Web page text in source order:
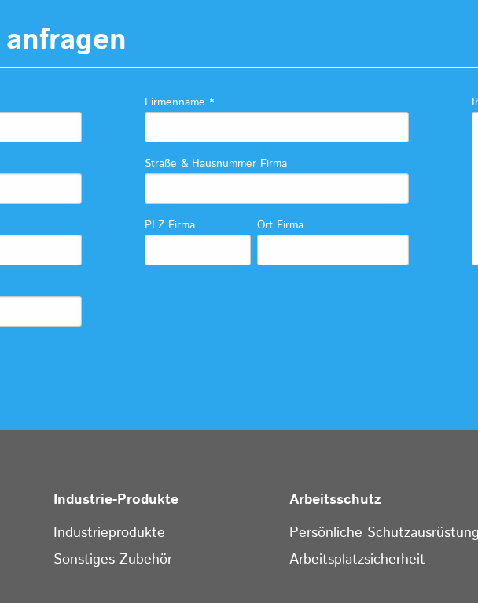
Firmenname *
Straße & Hausnummer Firma
PLZ Firma Ort Firma
Industrie-Produkte
Industrieprodukte
Sonstiges Zubehör
Arbeitsschutz
Persönliche Schutzausrüstung
Arbeitsplatzsicherheit